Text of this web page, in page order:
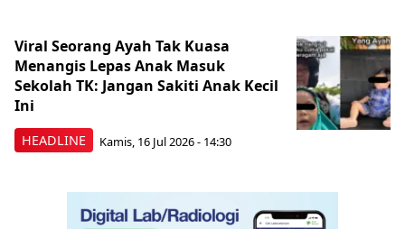
HEADLINE
Viral Seorang Ayah Tak Kuasa
Menangis Lepas Anak Masuk
Sekolah TK: Jangan Sakiti Anak Kecil
Ini
Kamis, 16 Jul 2026 - 14:30